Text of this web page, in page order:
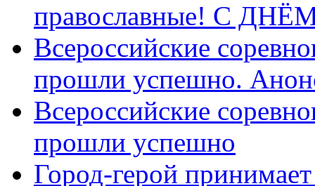
православные! C
Всероссийские
прошли успешно.
Всероссийские
прошли успешно
Город-герой